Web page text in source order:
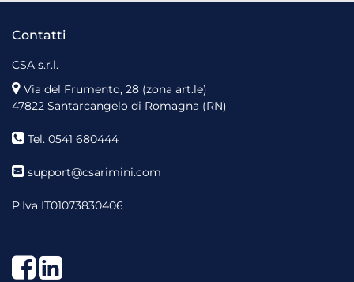
Contatti
CSA s.r.l.
Via del Frumento, 28 (zona art.le)
47822 Santarcangelo di Romagna (RN)
Tel. 0541 680444
support@csarimini.com
P.Iva IT01073830406
Facebook
LinkedIn